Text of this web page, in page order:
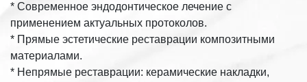
* Современное эндодонтическое лечение с
применением актуальных протоколов.
* Прямые эстетические реставрации композитными
материалами.
* Непрямые реставрации: керамические накладки,